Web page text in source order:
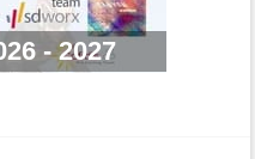
prend la 2e place du
- 2027